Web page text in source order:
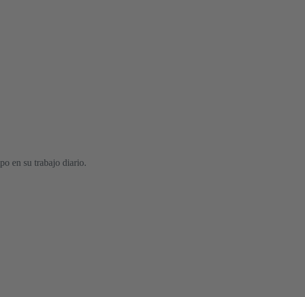
en su trabajo diario.